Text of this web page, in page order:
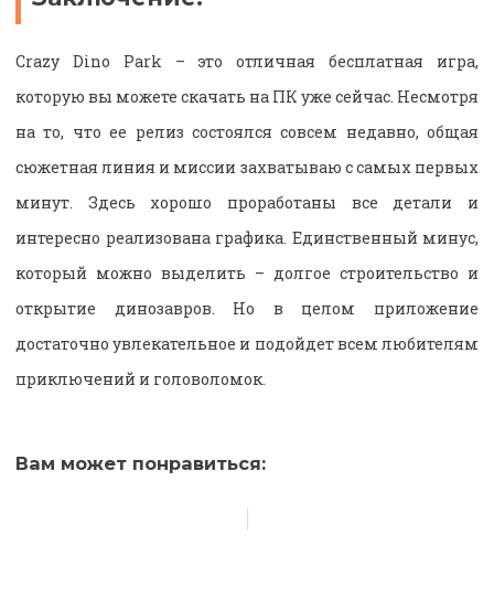
Crazy Dino Park – это отличная бесплатная игра,
которую вы можете скачать на ПК уже сейчас. Несмотря
на то, что ее релиз состоялся совсем недавно, общая
сюжетная линия и миссии захватываю с самых первых
минут. Здесь хорошо проработаны все детали и
интересно реализована графика. Единственный минус,
который можно выделить – долгое строительство и
открытие динозавров. Но в целом приложение
достаточно увлекательное и подойдет всем любителям
приключений и головоломок.
Вам может понравиться: